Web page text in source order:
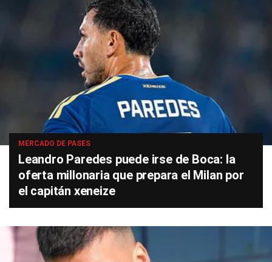
MERCADO DE PASES
Leandro Paredes puede irse de Boca: la
oferta millonaria que prepara el Milan por
el capitán xeneize